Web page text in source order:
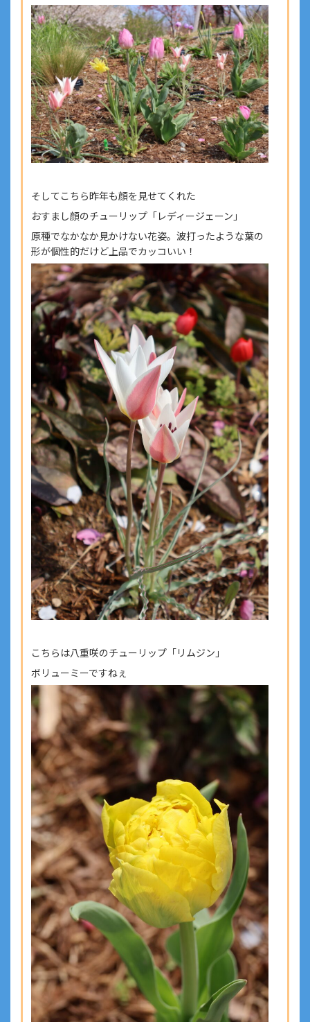
そしてこちら昨年も顔を見せてくれた
おすまし顔のチューリップ「レディージェーン」
原種でなかなか見かけない花姿。波打ったような葉の
形が個性的だけど上品でカッコいい！
こちらは八重咲のチューリップ「リムジン」
ボリューミーですねぇ